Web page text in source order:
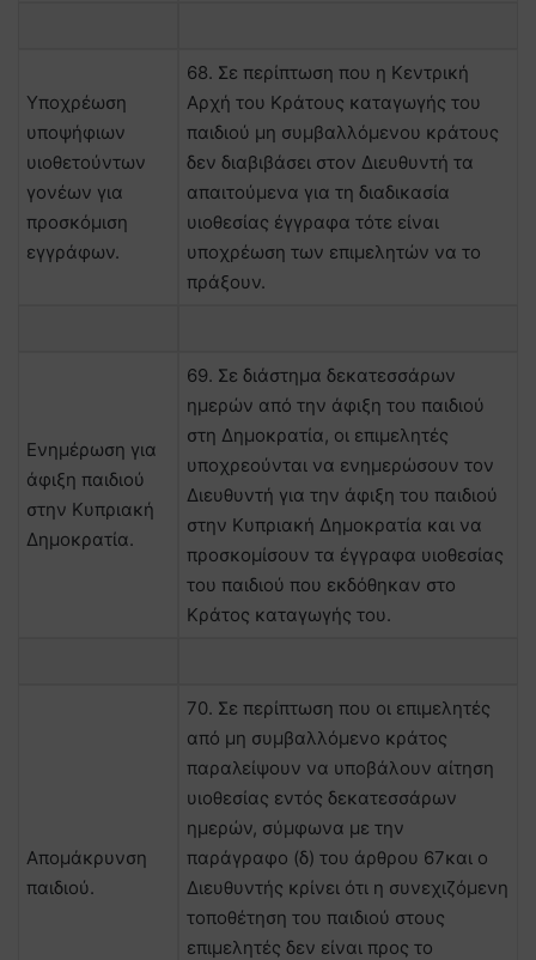
Υποχρέωση
υποψήφιων
υιοθετούντων
γονέων για
προσκόμιση
εγγράφων.
68. Σε περίπτωση που η Κεντρική
Αρχή του Κράτους καταγωγής του
παιδιού μη συμβαλλόμενου κράτους
δεν διαβιβάσει στον Διευθυντή τα
απαιτούμενα για τη διαδικασία
υιοθεσίας έγγραφα τότε είναι
υποχρέωση των επιμελητών να το
πράξουν.
Ενημέρωση για
άφιξη παιδιού
στην Κυπριακή
Δημοκρατία.
69. Σε διάστημα δεκατεσσάρων
ημερών από την άφιξη του παιδιού
στη Δημοκρατία, οι επιμελητές
υποχρεούνται να ενημερώσουν τον
Διευθυντή για την άφιξη του παιδιού
στην Κυπριακή Δημοκρατία και να
προσκομίσουν τα έγγραφα υιοθεσίας
του παιδιού που εκδόθηκαν στο
Κράτος καταγωγής του.
Απομάκρυνση
παιδιού.
70. Σε περίπτωση που οι επιμελητές
από μη συμβαλλόμενο κράτος
παραλείψουν να υποβάλουν αίτηση
υιοθεσίας εντός δεκατεσσάρων
ημερών, σύμφωνα με την
παράγραφο (δ) του άρθρου 67και ο
Διευθυντής κρίνει ότι η συνεχιζόμενη
τοποθέτηση του παιδιού στους
επιμελητές δεν είναι προς το